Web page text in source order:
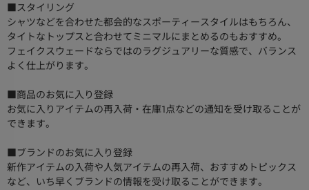
■スタイリング
シャツなどを合わせた都会的なスポーティースタイルはもちろん、
タイトなトップスと合わせてミニマルにまとめるのもおすすめ。
フェイクスウェードならではのラグジュアリーな質感で、バランス
よく仕上がります。
■商品のお気に入り登録
お気に入りアイテムの再入荷・在庫1点などの通知を受け取ることが
できます。
■ブランドのお気に入り登録
新作アイテムの入荷や人気アイテムの再入荷、おすすめトピックス
など、いち早くブランドの情報を受け取ることができます。